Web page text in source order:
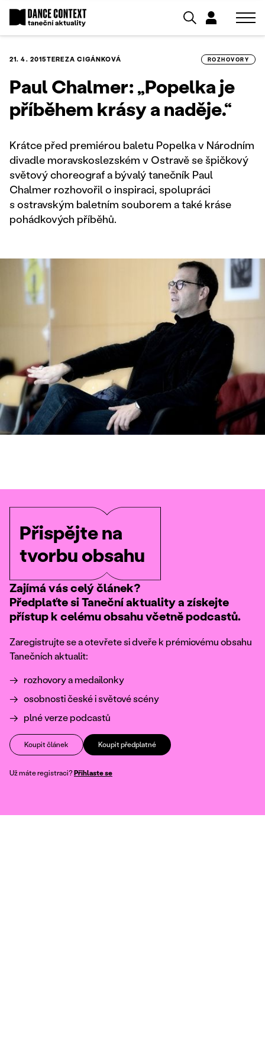
21. 4. 2015TEREZA CIGÁNKOVÁ ROZHOVORY
Paul Chalmer: „Popelka je
příběhem krásy a naděje.“
Krátce před premiérou baletu Popelka v Národním
divadle moravskoslezském v Ostravě se špičkový
světový choreograf a bývalý tanečník Paul
Chalmer rozhovořil o inspiraci, spolupráci
s ostravským baletním souborem a také kráse
pohádkových příběhů.
Přispějte na
tvorbu obsahu
Zajímá vás celý článek?
Předplaťte si Taneční aktuality a získejte
přístup k celému obsahu včetně podcastů.
Zaregistrujte se a otevřete si dveře k prémiovému obsahu
Tanečních aktualit:
rozhovory a medailonky
osobnosti české i světové scény
plné verze podcastů
Koupit článek Koupit předplatné
Už máte registraci?Přihlaste se